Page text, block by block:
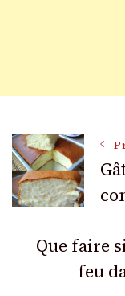
Post
Que faire
feu